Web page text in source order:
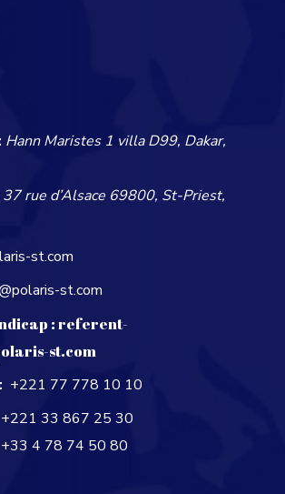
Hann Maristes 1 villa D99, Dakar,
37 rue d’Alsace 69800, St-Priest,
st.com
st.com
:referent-
st.com
+221 77 778 10 10
867 25 30
74 50 80